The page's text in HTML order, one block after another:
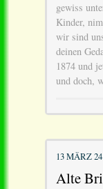
gewiss
Kinder,
wir sind
deinen
1874 und
und doch,
13 MÄRZ 24
Alte